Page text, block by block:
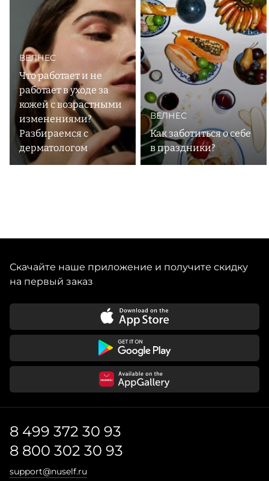
ВЕЛНЕС
Что работает и не
работает в уходе за
кожей с возрастными
изменениями?
Разбираемся с
дерматологом
ВЕЛНЕС
Как заботиться о себе
в праздники?
Скачайте наше приложение и получите скидку
на первый заказ
8 499 372 30 93
8 800 302 30 93
support@nuself.ru